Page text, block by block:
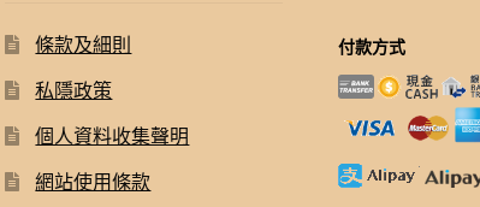
條款及細則
私隱政策
個人資料收集聲明
網站使用條款
付款方式